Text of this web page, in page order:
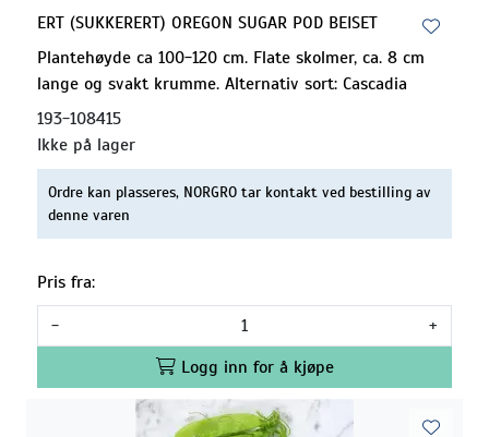
ERT (SUKKERERT) OREGON SUGAR POD BEISET
Plantehøyde ca 100-120 cm. Flate skolmer, ca. 8 cm
lange og svakt krumme. Alternativ sort: Cascadia
193-108415
Ikke på lager
Ordre kan plasseres, NORGRO tar kontakt ved bestilling av
denne varen
Pris fra:
-
+
Logg inn for å kjøpe